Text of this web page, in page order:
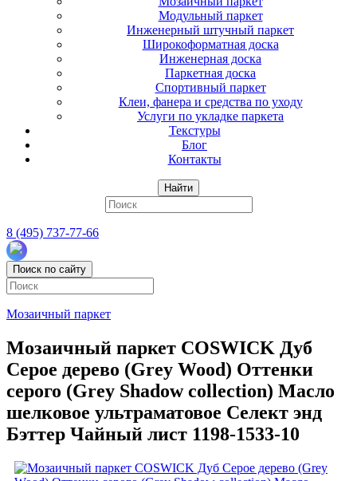
Модульный паркет
Инженерный штучный паркет
Широкоформатная доска
Инженерная доска
Паркетная доска
Спортивный паркет
Клеи, фанера и средства по уходу
Услуги по укладке паркета
Текстуры
Блог
Контакты
Найти
8 (495) 737-77-66
Поиск по сайту
Мозаичный паркет
Мозаичный паркет COSWICK Дуб
Серое дерево (Grey Wood) Оттенки
серого (Grеy Shadow collection) Масло
шелковое ультраматовое Селект энд
Бэттер Чайный лист 1198-1533-10